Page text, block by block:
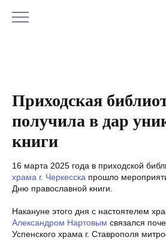
Приходская
получила в дар
книги
16 марта 2025 года в приходской
храма г. Черкесска прошло
Дню православной книги.
Накануне этого дня с настоятелем
Александром Нартовым связался
Успенского храма г. Ставрополя